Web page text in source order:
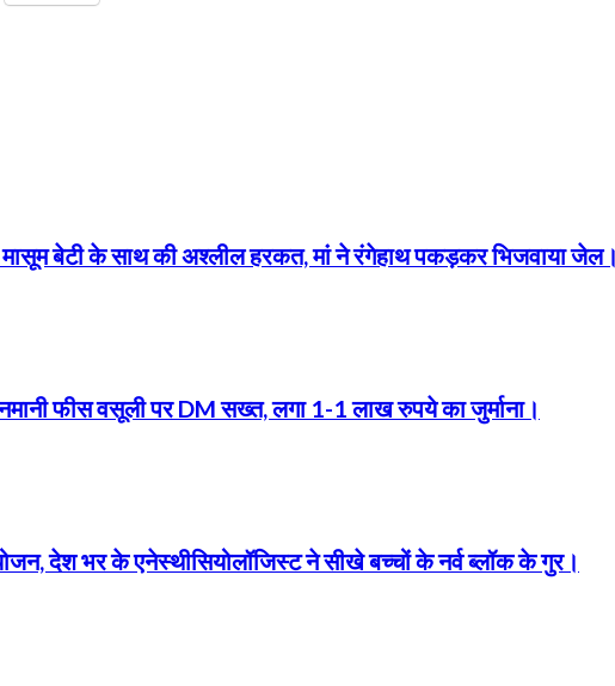
मासूम बेटी के साथ की अश्लील हरकत, मां ने रंगेहाथ पकड़कर भिजवाया
फीस वसूली पर DM सख्त, लगा 1-1 लाख रुपये का जुर्माना।
देश भर के एनेस्थीसियोलॉजिस्ट ने सीखे बच्चों के नर्व ब्लॉक के गुर।